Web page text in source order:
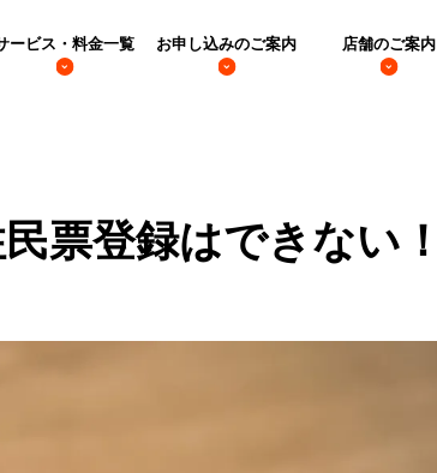
ービス・料金一覧 お申し込みのご案内 店舗のご案内
票登録はできない！